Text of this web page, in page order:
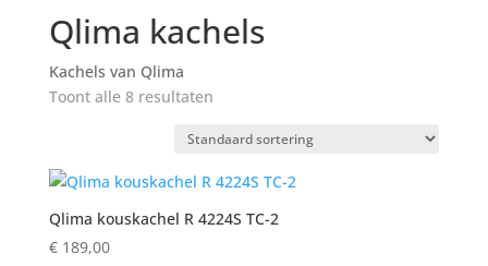
Qlima kachels
Kachels van Qlima
Toont alle 8 resultaten
Qlima kouskachel R 4224S TC-2
€189,00